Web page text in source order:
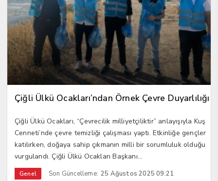
Çiğli Ülkü Ocakları’ndan Örnek Çevre Duyarlılığı
Çiğli Ülkü Ocakları, “Çevrecilik milliyetçiliktir” anlayışıyla Kuş
Cenneti’nde çevre temizliği çalışması yaptı. Etkinliğe gençler
katılırken, doğaya sahip çıkmanın milli bir sorumluluk olduğu
vurgulandı. Çiğli Ülkü Ocakları Başkanı...
Genel Son Güncelleme: 25 Ağustos 2025 09:21